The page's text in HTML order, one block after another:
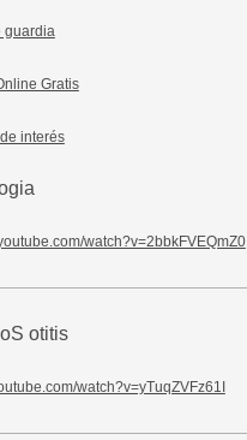
guardia
Gratis
interés
watch?v=2bbkFVEQmZ0
otitis
watch?v=yTuqZVFz61I